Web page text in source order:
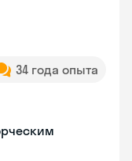
34 года опыта